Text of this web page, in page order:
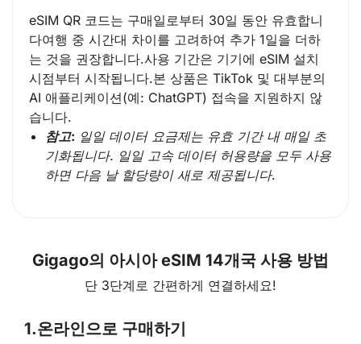
eSIM QR 코드는 구매일로부터 30일 동안 유효합니
다여행 중 시간대 차이를 고려하여 추가 1일을 더하
는 것을 권장합니다.사용 기간은 기기에 eSIM 설치
시점부터 시작됩니다.본 상품은 TikTok 및 대부분의
AI 애플리케이션(예: ChatGPT) 접속을 지원하지 않
습니다.
참고: 일일 데이터 요금제는 유효 기간 내 매일 초
기화됩니다. 일일 고속 데이터 허용량을 모두 사용
하면 다음 날 할당량이 새로 제공됩니다.
Gigago의 아시아 eSIM 14개국 사용 방법
단 3단계로 간편하게 연결하세요!
1.온라인으로 구매하기